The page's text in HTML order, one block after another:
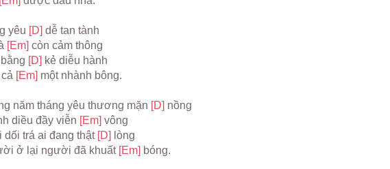
yêu [D] dễ tan tành
[Em] còn cảm thông
[D] kẻ diễu hành
[Em] một nhành bông.
năm tháng yêu thương mặn [D] nồng
diều đầy viễn [Em] vông
dối trá ai đang thật [D] lòng
ở lại người đã khuất [Em] bóng.